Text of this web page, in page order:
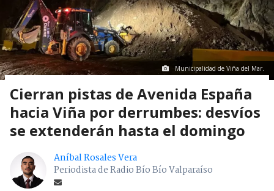
Municipalidad de Viña del Mar.
Cierran pistas de Avenida España
hacia Viña por derrumbes: desvíos
se extenderán hasta el domingo
Aníbal Rosales Vera
Periodista de Radio Bío Bío Valparaíso